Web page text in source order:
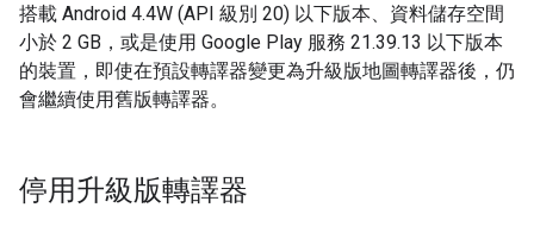
搭載 Android 4.4W (API 級別 20) 以下版本、資料儲存空間
小於 2 GB，或是使用 Google Play 服務 21.39.13 以下版本
的裝置，即使在預設轉譯器變更為升級版地圖轉譯器後，仍
會繼續使用舊版轉譯器。
停用升級版轉譯器